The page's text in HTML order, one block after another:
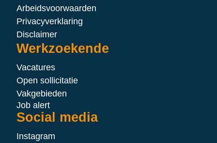
Arbeidsvoorwaarden
Privacyverklaring
Disclaimer
Werkzoekende
Vacatures
Open sollicitatie
Vakgebieden
Job alert
Social media
Instagram